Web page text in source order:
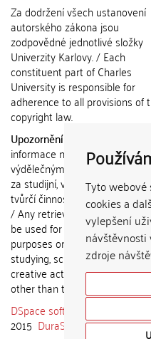
Tyto
cookies a
vylepšení
zdroje
Za dodržení všech ustanovení
autorského zákona jsou
zodpovědné jednotlivé složky
Univerzity Karlovy. / Each
constituent part of Charles
University is responsible for
adherence to all provisions of
copyright law.
Upozornění / Notice:
informace nemohou být
výdělečným účelům nebo
za studijní, vědeckou nebo
tvůrčí činnost jiné osoby než
/ Any retrieved information
be used for any commercial
purposes or claimed as
studying, scientific or any other
creative activities of any
other than the author.
DSpace software
copyright ©
2015 DuraSpace